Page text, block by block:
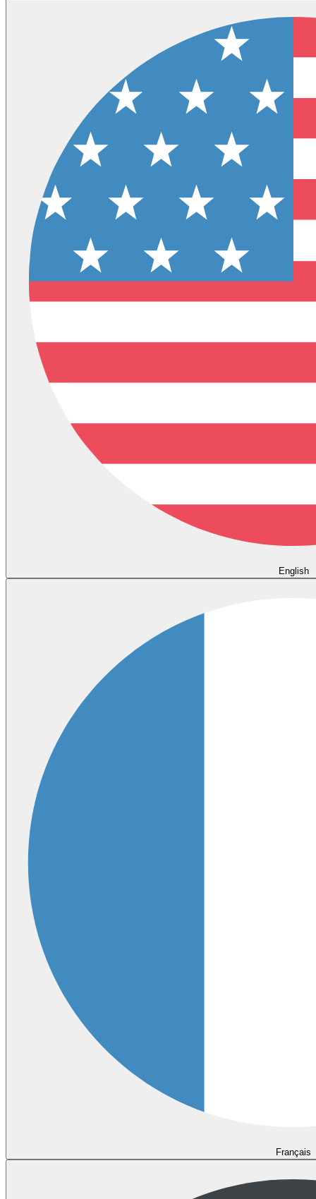
English
Français